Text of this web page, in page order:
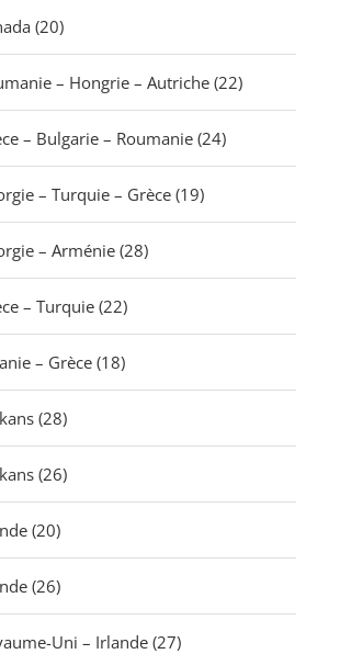
(20)
– Hongrie – Autriche (22)
– Bulgarie – Roumanie (24)
– Turquie – Grèce (19)
– Arménie (28)
– Turquie (22)
– Grèce (18)
(28)
(26)
(20)
(26)
Uni – Irlande (27)